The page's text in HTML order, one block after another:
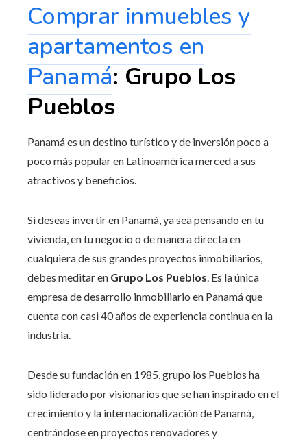
Comprar inmuebles y
apartamentos en
Panamá: Grupo Los
Pueblos
Panamá es un destino turístico y de inversión poco a
poco más popular en Latinoamérica merced a sus
atractivos y beneficios.
Si deseas invertir en Panamá, ya sea pensando en tu
vivienda, en tu negocio o de manera directa en
cualquiera de sus grandes proyectos inmobiliarios,
debes meditar en Grupo Los Pueblos. Es la única
empresa de desarrollo inmobiliario en Panamá que
cuenta con casi 40 años de experiencia continua en la
industria.
Desde su fundación en 1985, grupo los Pueblos ha
sido liderado por visionarios que se han inspirado en el
crecimiento y la internacionalización de Panamá,
centrándose en proyectos renovadores y